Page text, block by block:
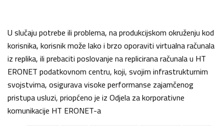
U slučaju potrebe ili problema, na produkcijskom okruženju kod
korisnika, korisnik može lako i brzo oporaviti virtualna računala
iz replika, ili prebaciti poslovanje na replicirana računala u HT
ERONET podatkovnom centru, koji, svojim infrastrukturnim
svojstvima, osigurava visoke performanse zajamčenog
pristupa usluzi, priopćeno je iz Odjela za korporativne
komunikacije HT ERONET-a